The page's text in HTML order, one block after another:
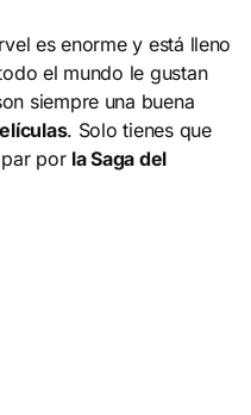
es enorme y está lleno
el mundo le gustan
siempre una buena
. Solo tienes que
por la Saga del